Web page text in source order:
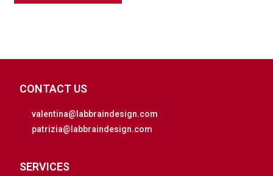
CONTACT US
valentina@labbraindesign.com
patrizia@labbraindesign.com
SERVICES